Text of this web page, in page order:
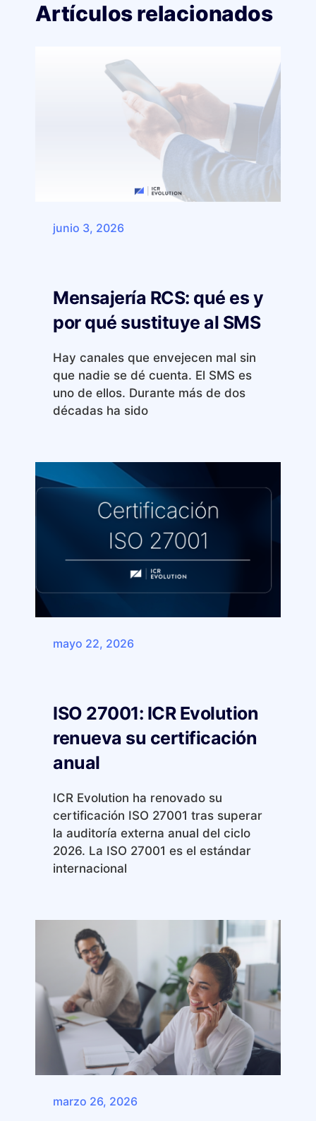
Artículos relacionados
junio 3, 2026
Mensajería RCS: qué es y
por qué sustituye al SMS
Hay canales que envejecen mal sin
que nadie se dé cuenta. El SMS es
uno de ellos. Durante más de dos
décadas ha sido
mayo 22, 2026
ISO 27001: ICR Evolution
renueva su certificación
anual
ICR Evolution ha renovado su
certificación ISO 27001 tras superar
la auditoría externa anual del ciclo
2026. La ISO 27001 es el estándar
internacional
marzo 26, 2026